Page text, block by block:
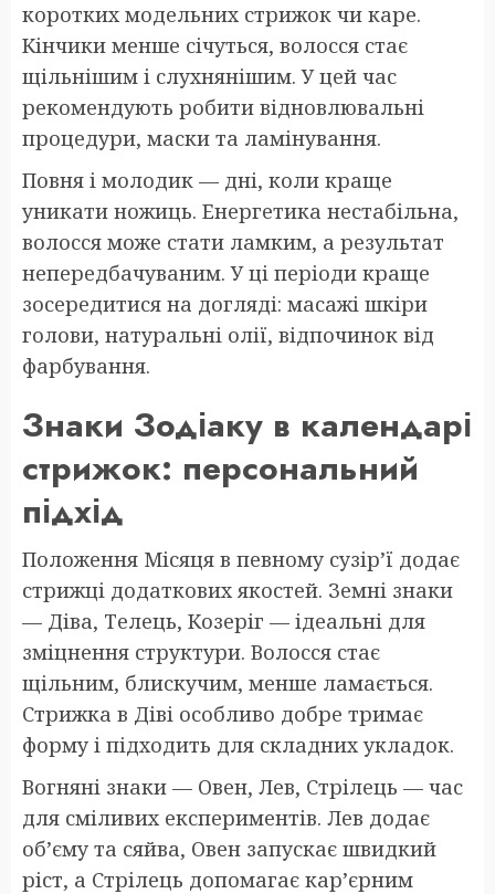
коротких модельних стрижок чи каре.
Кінчики менше січуться, волосся стає
щільнішим і слухнянішим. У цей час
рекомендують робити відновлювальні
процедури, маски та ламінування.
Повня і молодик — дні, коли краще
уникати ножиць. Енергетика нестабільна,
волосся може стати ламким, а результат
непередбачуваним. У ці періоди краще
зосередитися на догляді: масажі шкіри
голови, натуральні олії, відпочинок від
фарбування.
Знаки Зодіаку в календарі
стрижок: персональний
підхід
Положення Місяця в певному сузір’ї додає
стрижці додаткових якостей. Земні знаки
— Діва, Телець, Козеріг — ідеальні для
зміцнення структури. Волосся стає
щільним, блискучим, менше ламається.
Стрижка в Діві особливо добре тримає
форму і підходить для складних укладок.
Вогняні знаки — Овен, Лев, Стрілець — час
для сміливих експериментів. Лев додає
об’єму та сяйва, Овен запускає швидкий
ріст, а Стрілець допомагає кар’єрним